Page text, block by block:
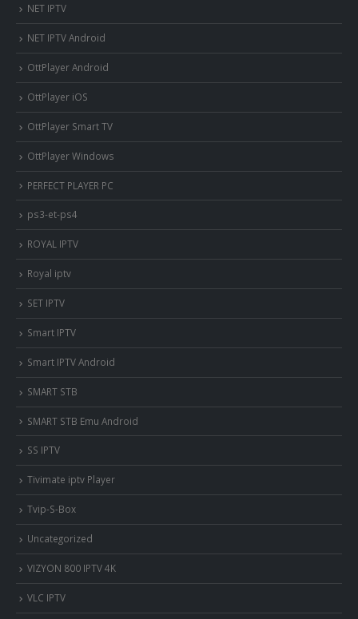
NET IPTV
NET IPTV Android
OttPlayer Android
OttPlayer iOS
OttPlayer Smart TV
OttPlayer Windows
PERFECT PLAYER PC
ps3-et-ps4
ROYAL IPTV
Royal iptv
SET IPTV
Smart IPTV
Smart IPTV Android
SMART STB
SMART STB Emu Android
SS IPTV
Tivimate iptv Player
Tvip-S-Box
Uncategorized
VIZYON 800 IPTV 4K
VLC IPTV